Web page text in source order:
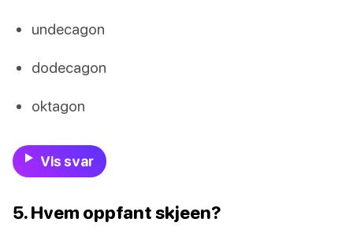
undecagon
dodecagon
oktagon
Vis svar
5. Hvem oppfant skjeen?